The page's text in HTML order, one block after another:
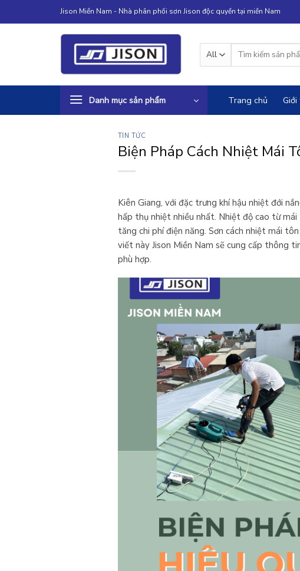
to
Jison Miền Nam - Nhà phân phối sơn Jison độc quyền tại miền Nam
kiếm:
Danh mục sản phẩm Trang chủ Giới
TIN TỨC
Biện Pháp Cách Nhiệt Mái
Kiên Giang, với đặc trưng khí hậu nhiệt đới
hấp thụ nhiệt nhiều nhất. Nhiệt độ cao từ mái
tăng chi phí điện năng. Sơn cách nhiệt mái
viết này Jison Miền Nam sẽ cung cấp thông
phù hợp.